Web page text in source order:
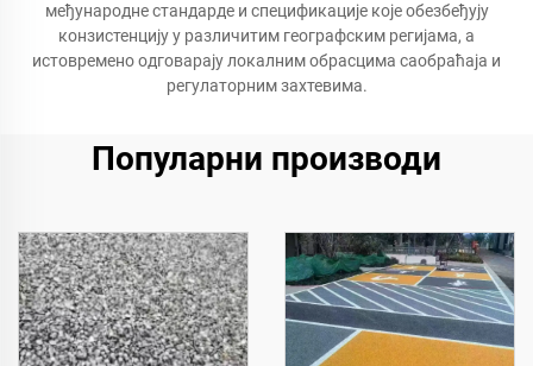
међународне стандарде и спецификације које обезбеђују
конзистенцију у различитим географским регијама, а
истовремено одговарају локалним обрасцима саобраћаја и
регулаторним захтевима.
Популарни производи